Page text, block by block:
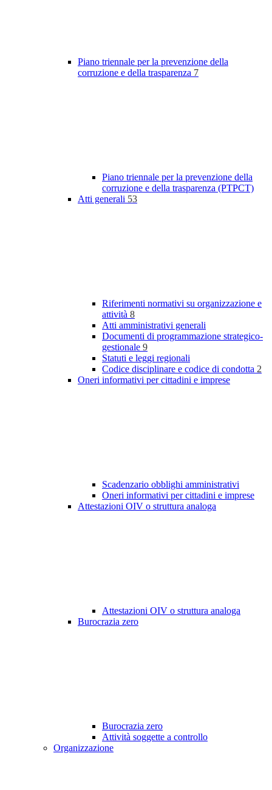
Piano triennale per la prevenzione della
corruzione e della trasparenza 7
Piano triennale per la prevenzione della
corruzione e della trasparenza (PTPCT)
Atti generali 53
Riferimenti normativi su organizzazione e
attività 8
Atti amministrativi generali
Documenti di programmazione strategico-
gestionale 9
Statuti e leggi regionali
Codice disciplinare e codice di condotta 2
Oneri informativi per cittadini e imprese
Scadenzario obblighi amministrativi
Oneri informativi per cittadini e imprese
Attestazioni OIV o struttura analoga
Attestazioni OIV o struttura analoga
Burocrazia zero
Burocrazia zero
Attività soggette a controllo
Organizzazione